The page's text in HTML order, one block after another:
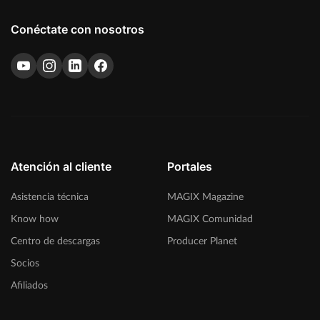
Conéctate con nosotros
Atención al cliente
Asistencia técnica
Know how
Centro de descargas
Socios
Afiliados
Portales
MAGIX Magazine
MAGIX Comunidad
Producer Planet